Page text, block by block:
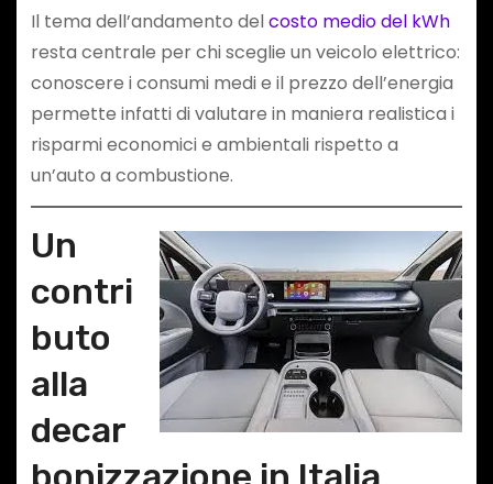
Il tema dell’andamento delcosto medio del kWh
resta centrale per chi sceglie un veicolo elettrico:
conoscere i consumi medi e il prezzo dell’energia
permette infatti di valutare in maniera realistica i
risparmi economici e ambientali rispetto a
un’auto a combustione.
Un
contri
buto
alla
decar